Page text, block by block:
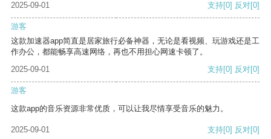
2025-09-01 支持[0] 反对[0]
游客
这款加速器app简直是居家旅行必备神器，无论是看视频、玩游戏还是工
作办公，都能畅享高速网络，再也不用担心网速卡顿了。
2025-09-01
支持[0] 反对[0]
游客
这款app的音乐资源非常优质，可以让我尽情享受音乐的魅力。
2025-09-01 支持[0] 反对[0]